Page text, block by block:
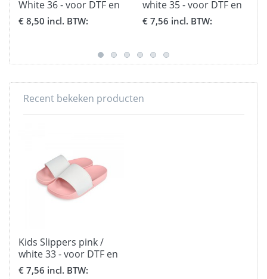
White 36 - voor DTF en
Flex
€ 8,50 incl. BTW:
white 35 - voor DTF en
Flex
€ 7,56 incl. BTW:
Recent bekeken producten
Kids Slippers pink /
white 33 - voor DTF en
Flex
€ 7,56 incl. BTW: